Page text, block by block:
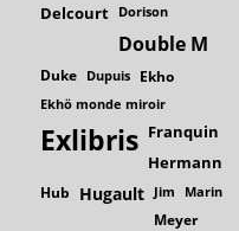
Delcourt Dorison
Double M
Duke Dupuis Ekho
Ekhö monde miroir
Exlibris Franquin
Hermann
Hub Hugault Jim Marin
Meyer